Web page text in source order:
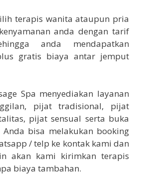
terapis wanita ataupun pria
anda dengan tarif
anda mendapatkan
gratis biaya antar jemput
Spa menyediakan layanan
pijat tradisional, pijat
pijat sensual serta buka
bisa melakukan booking
/ telp ke kontak kami dan
akan kami kirimkan terapis
biaya tambahan.